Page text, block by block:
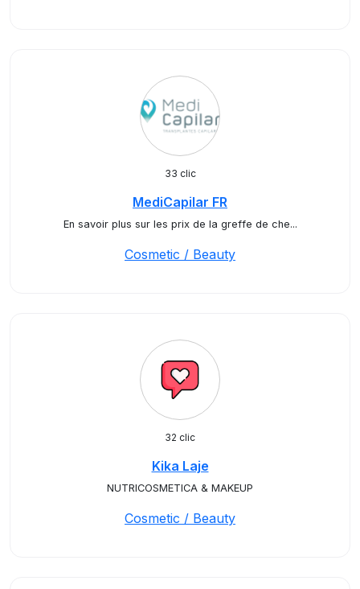
33 clic
MediCapilar FR
En savoir plus sur les prix de la greffe de che...
Cosmetic / Beauty
32 clic
Kika Laje
NUTRICOSMETICA & MAKEUP
Cosmetic / Beauty